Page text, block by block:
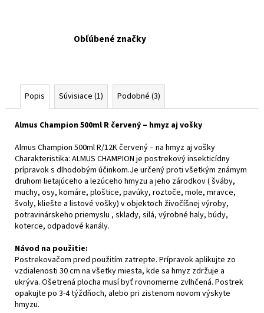
Obľúbené značky
Popis Súvisiace (1) Podobné (3)
Almus Champion 500ml R červený – hmyz aj vošky
Almus Champion 500ml R/12K červený – na hmyz aj vošky
Charakteristika: ALMUS CHAMPION je postrekový insekticídny
prípravok s dlhodobým účinkom.Je určený proti všetkým známym
druhom lietajúceho a lezúceho hmyzu a jeho zárodkov ( šváby,
muchy, osy, komáre, ploštice, pavúky, roztoče, mole, mravce,
švoly, kliešte a listové vošky) v objektoch živočíšnej výroby,
potravinárskeho priemyslu , sklady, silá, výrobné haly, búdy,
koterce, odpadové kanály.
Návod na použitie:
Postrekovačom pred použitím zatrepte. Prípravok aplikujte zo
vzdialenosti 30 cm na všetky miesta, kde sa hmyz zdržuje a
ukrýva. Ošetrená plocha musí byť rovnomerne zvlhčená. Postrek
opakujte po 3-4 týždňoch, alebo pri zistenom novom výskyte
hmyzu.